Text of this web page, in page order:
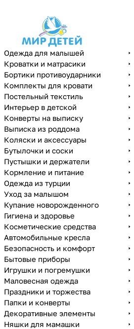
Одежда для малышей
Кроватки и матрасики
Бортики противоударники
Комплекты для кровати
Постельный текстиль
Интерьер в детской
Конверты на выписку
Выписка из роддома
Коляски и аксессуары
Бутылочки и соски
Пустышки и держатели
Кормление и питание
Одежда из турции
Уход за малышом
Купание новорожденного
Гигиена и здоровье
Косметические средства
Автомобильные кресла
Безопасность и комфорт
Бытовые приборы
Игрушки и погремушки
Маловесная одежда
Праздники и торжества
Папки и конверты
Декоративные элементы
Няшки для мамашки